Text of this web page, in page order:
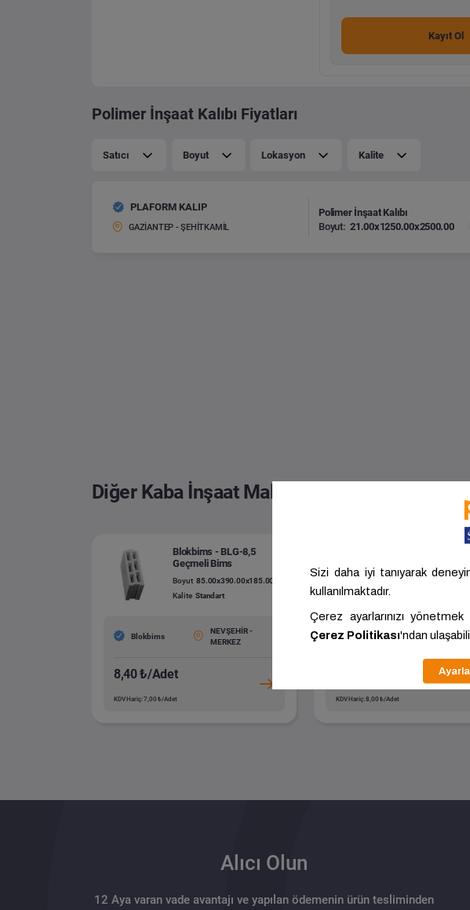
Kayıt Ol
Polimer İnşaat Kalıbı Fiyatları
Satıcı Boyut Lokasyon Kalite
PLAFORM KALIP
GAZİANTEP - ŞEHİTKAMİL
Polimer İnşaat Kalıbı
Boyut: 21.00x1250.00x2500.00
Diğer Kaba İnşaat Malzemeleri
Blokbims - BLG-8,5
Geçmeli Bims
Boyut 85.00x390.00x185.00
Kalite Standart
Blokbims
NEVŞEHİR -
MERKEZ
8,40 ₺/Adet
KDV Hariç: 7,00 ₺/Adet
Boyut
Blokbims
MERKEZ
KDV Hariç: 8,00 ₺/Adet
Alıcı Olun
12 Aya varan vade avantajı ve yapılan ödemenin ürün tesliminden